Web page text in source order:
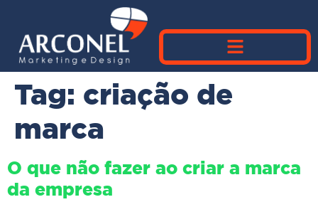
Tag: criação de
marca
O que não fazer ao criar a marca
da empresa